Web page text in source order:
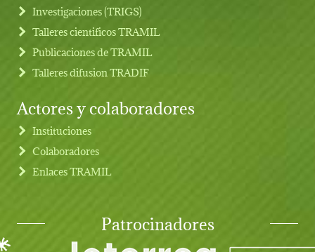
Investigaciones (TRIGS)
Talleres cientificos TRAMIL
Publicaciones de TRAMIL
Talleres difusion TRADIF
Actores y colaboradores
Instituciones
Colaboradores
Enlaces TRAMIL
Patrocinadores